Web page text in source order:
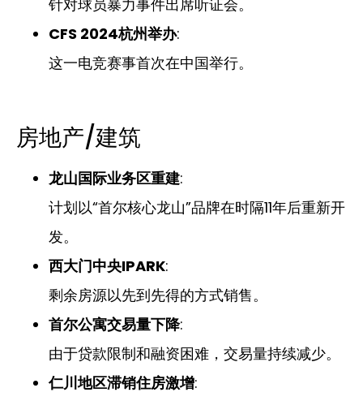
针对球员暴力事件出席听证会。
CFS 2024杭州举办:
这一电竞赛事首次在中国举行。
房地产/建筑
龙山国际业务区重建:
计划以“首尔核心龙山”品牌在时隔11年后重新开
发。
西大门中央IPARK:
剩余房源以先到先得的方式销售。
首尔公寓交易量下降:
由于贷款限制和融资困难，交易量持续减少。
仁川地区滞销住房激增: